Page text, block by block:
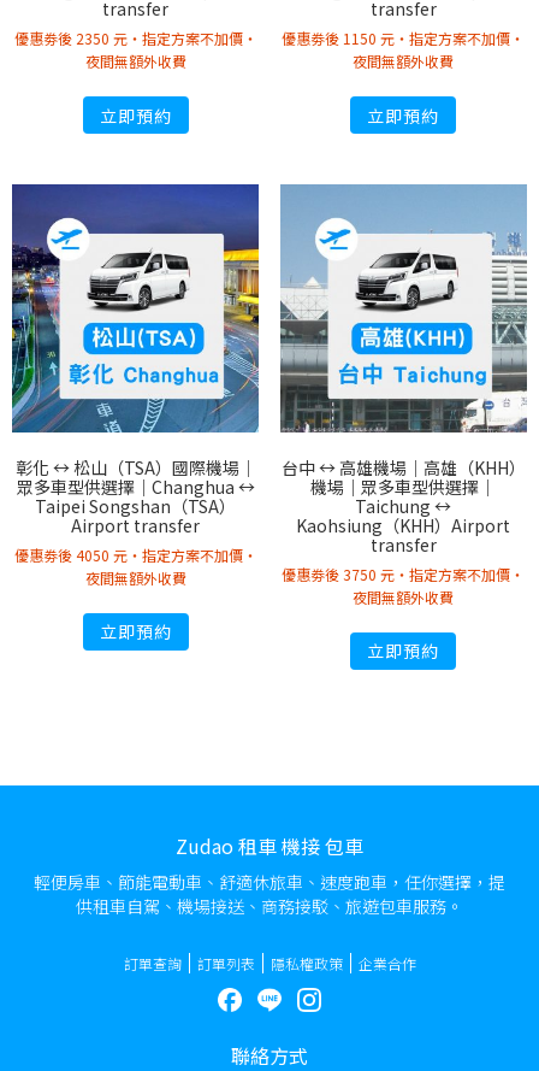
transfer
優惠劵後 2350 元・指定方案不加價・
夜間無額外收費
立即預約
transfer
優惠劵後 1150 元・指定方案不加價・
夜間無額外收費
立即預約
彰化 ↔︎ 松山（TSA）國際機場｜
眾多車型供選擇｜Changhua ↔︎
Taipei Songshan（TSA）
Airport transfer
優惠劵後 4050 元・指定方案不加價・
夜間無額外收費
立即預約
台中 ↔︎ 高雄機場｜高雄（KHH）
機場｜眾多車型供選擇｜
Taichung ↔︎
Kaohsiung（KHH）Airport
transfer
優惠劵後 3750 元・指定方案不加價・
夜間無額外收費
立即預約
Zudao 租車 機接 包車
輕便房車、節能電動車、舒適休旅車、速度跑車，任你選擇，提
供租車自駕、機場接送、商務接駁、旅遊包車服務。
訂單查詢 訂單列表 隱私權政策 企業合作
聯絡方式